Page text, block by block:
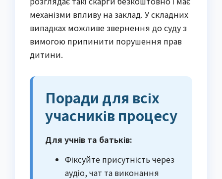
механізми впливу на заклад. У складних
випадках можливе звернення до суду з
вимогою припинити порушення прав
дитини.
Поради для всіх
учасників процесу
Для учнів та батьків:
Фіксуйте присутність через
аудіо, чат та виконання